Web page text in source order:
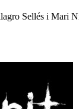
Sellés i Mari